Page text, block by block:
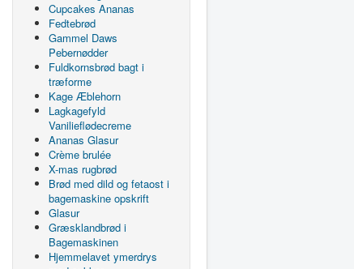
Cupcakes Ananas
Fedtebrød
Gammel Daws
Pebernødder
Fuldkornsbrød bagt i
træforme
Kage Æblehorn
Lagkagefyld
Vanilieflødecreme
Ananas Glasur
Crème brulée
X-mas rugbrød
Brød med dild og fetaost i
bagemaskine opskrift
Glasur
Græsklandbrød i
Bagemaskinen
Hjemmelavet ymerdrys